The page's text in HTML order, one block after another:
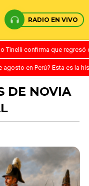
RADIO EN VIVO
Tinelli confirma que
agosto en Perú? Esta es la
DE NOVIA